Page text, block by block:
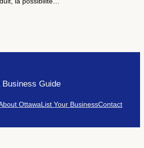
Guide
OttawaList Your BusinessContact